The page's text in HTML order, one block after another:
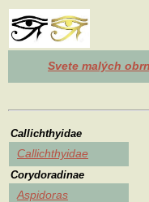
Svete malých
Callichthyidae
Callichthyidae
Corydoradinae
Aspidoras